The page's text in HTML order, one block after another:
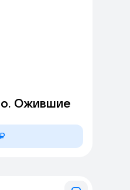
Ожившие